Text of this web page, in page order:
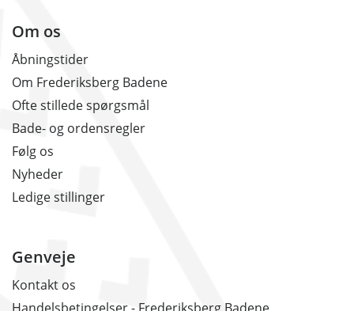
Om os
Åbningstider
Om Frederiksberg Badene
Ofte stillede spørgsmål
Bade- og ordensregler
Følg os
Nyheder
Ledige stillinger
Genveje
Kontakt os